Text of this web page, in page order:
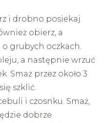
i drobno posiekaj.
obierz, a
grubych oczkach.
a następnie wrzuć
Smaż przez około 3
szklić.
i czosnku. Smaż,
dobrze